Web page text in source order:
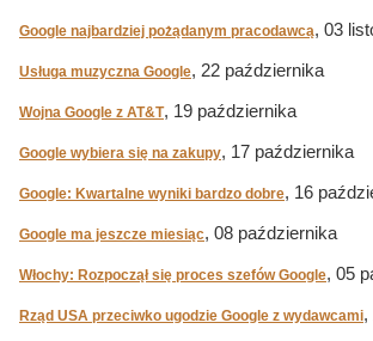
Google najbardziej pożądanym pracodawcą, 03
Usługa muzyczna Google, 22 października
Wojna Google z AT&T, 19 października
Google wybiera się na zakupy, 17 października
Google: Kwartalne wyniki bardzo dobre, 16
Google ma jeszcze miesiąc, 08 października
Włochy: Rozpoczął się proces szefów Google, 05
Rząd USA przeciwko ugodzie Google z wydawcami,